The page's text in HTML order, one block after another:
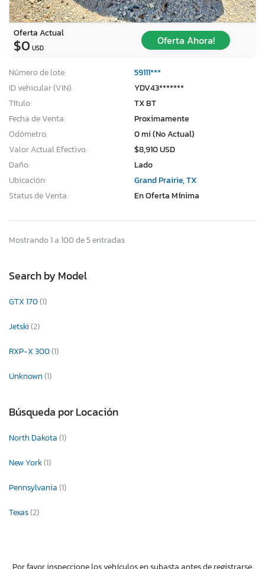
Oferta Actual
$0 USD
Oferta Ahora!
Número de lote:
59111***
ID vehicular (VIN):
YDV43*******
Título:
TX BT
Fecha de Venta:
Proximamente
Odómetro:
0 mi (No Actual)
Valor Actual Efectivo:
$8,910 USD
Daño:
Lado
Ubicación:
Grand Prairie, TX
Status de Venta:
En Oferta Mínima
Mostrando 1 a 100 de 5 entradas
Search by Model
GTX 170(1)
Jetski(2)
RXP-X 300(1)
Unknown(1)
Búsqueda por Locación
North Dakota(1)
New York(1)
Pennsylvania(1)
Texas(2)